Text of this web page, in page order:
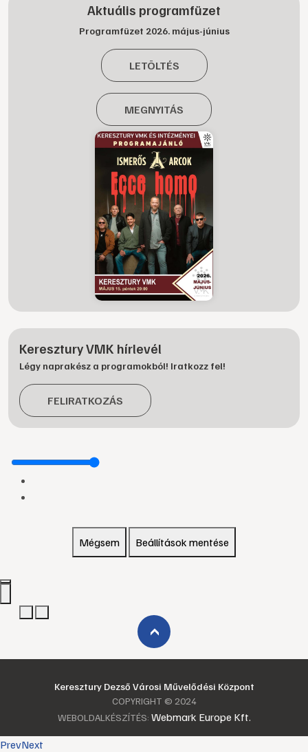
Aktuális programfüzet
Programfüzet 2026. május-június
LETÖLTÉS
MEGNYITÁS
Keresztury VMK hírlevél
Légy naprakész a programokból! Iratkozz fel!
FELIRATKOZÁS
Mégsem Beállítások mentése
›
Keresztury Dezső Városi Művelődési Központ
COPYRIGHT © 2024
WEBOLDALKÉSZÍTÉS: Webmark Europe Kft.
PrevNext